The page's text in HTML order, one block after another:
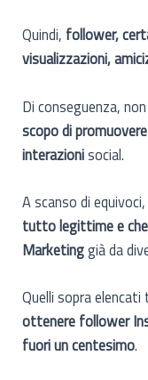
Quindi, follower,
visualizzazioni,
Di conseguenza,
scopo di
interazionisocial.
A scanso di
tutto legittime e
Marketinggià da
Quelli sopra
ottenere follower
fuori un centesimo.